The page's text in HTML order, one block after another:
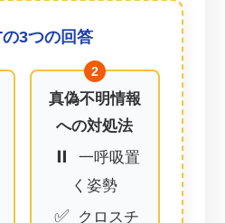
3つの回答
真偽不明情報
への対処法
⏸️
一呼吸置
く姿勢
✅ クロスチ